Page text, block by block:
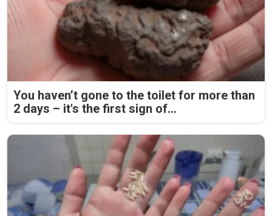
You haven’t gone to the toilet for more than
2 days – it's the first sign of...